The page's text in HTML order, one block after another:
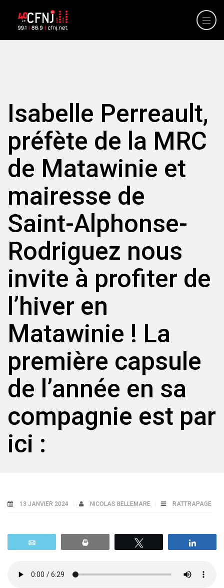
Isabelle Perreault,
préfète de la MRC
de Matawinie et
mairesse de
Saint-Alphonse-
Rodriguez nous
invite à profiter de
l’hiver en
Matawinie ! La
première capsule
de l’année en sa
compagnie est par
ici :
13 JANVIER 2024 NICOLAS BELLEMARE RATTRAPAGE